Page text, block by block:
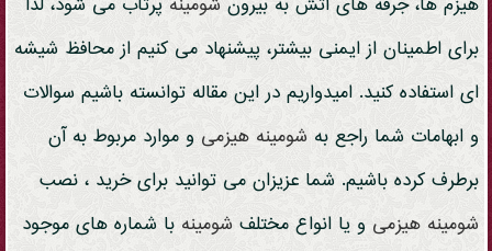
برای اطمینان از ایمنی بیشتر، پیشنهاد می کنیم از محافظ شیشه
ای استفاده کنید. امیدواریم در این مقاله توانسته باشیم سوالات
و ابهامات شما راجع به شومینه هیزمی و موارد مربوط به آن
برطرف کرده باشیم. شما عزیزان می توانید برای خرید ، نصب
شومینه هیزمی و یا انواع مختلف شومینه با شماره های موجود